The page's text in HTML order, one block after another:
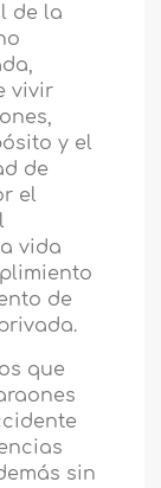
de la
vivir
y el
de
el
vida
de
que
sin